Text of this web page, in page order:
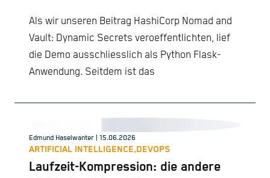
Als wir unseren Beitrag HashiCorp Nomad and
Vault: Dynamic Secrets veroeffentlichten, lief
die Demo ausschliesslich als Python Flask-
Anwendung. Seitdem ist das
Edmund Haselwanter | 15.06.2026
ARTIFICIAL INTELLIGENCE,DEVOPS
Laufzeit-Kompression: die andere